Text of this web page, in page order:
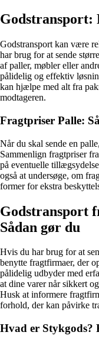
Godstransport kan være
har brug for at sende
af paller, møbler eller
pålidelig og effektiv
kan hjælpe med alt fra
modtageren.
Fragtpriser Palle:
Når du skal sende en
Sammenlign fragtpriser
på eventuelle
også at undersøge, om
former for ekstra
Godstransport
Sådan gør du
Hvis du har brug for at
benytte fragtfirmaer, der
pålidelig udbyder med
at dine varer når sikkert
Husk at informere
forhold, der kan påvirke
Hvad er Stykgods?